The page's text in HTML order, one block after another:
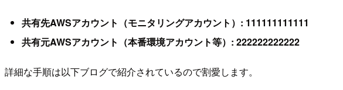
共有先AWSアカウント（モニタリングアカウント）: 111111111111
共有元AWSアカウント（本番環境アカウント等）: 222222222222
詳細な手順は以下ブログで紹介されているので割愛します。